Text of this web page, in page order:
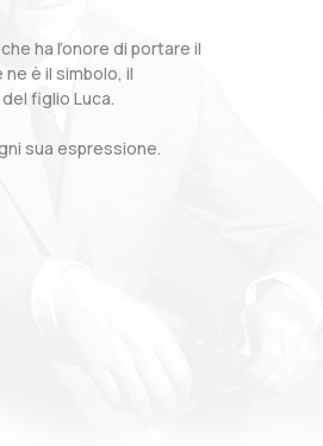
ha l’onore di portare il
è il simbolo, il
figlio Luca.
sua espressione.